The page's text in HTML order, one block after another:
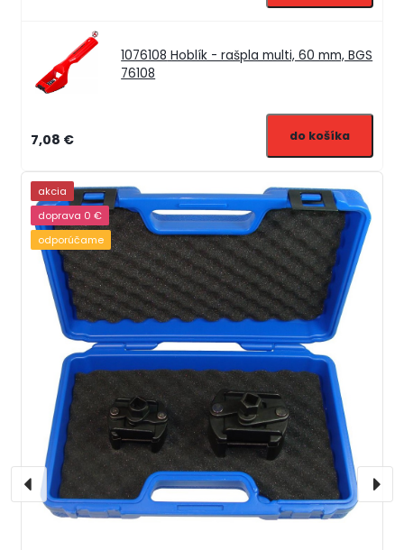
1076108 Hoblík - rašpla multi, 60 mm, BGS
76108
7,08 €
akcia
doprava 0 €
odporúčame